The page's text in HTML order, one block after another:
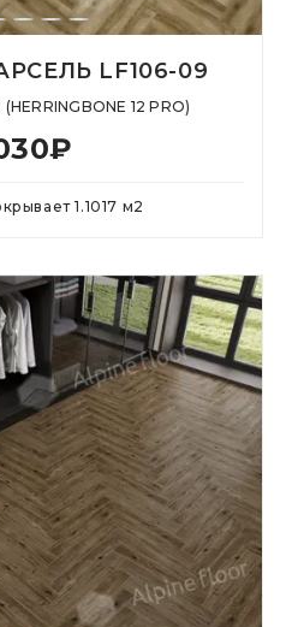
LF106-09
12 PRO)
₽
1.1017 м2